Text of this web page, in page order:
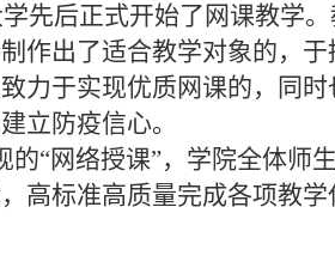
先后正式开始了网课教学
作出了适合教学对象的，
力于实现优质网课的，同
立防疫信心。
的“网络授课”，学院全体师
高标准高质量完成各项教学